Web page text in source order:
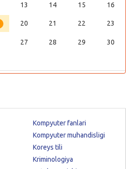
13 14 15 16
20 21 22 23
27 28 29 30
Kompyuter fanlari
Kompyuter muhandisligi
Koreys tili
Kriminologiya